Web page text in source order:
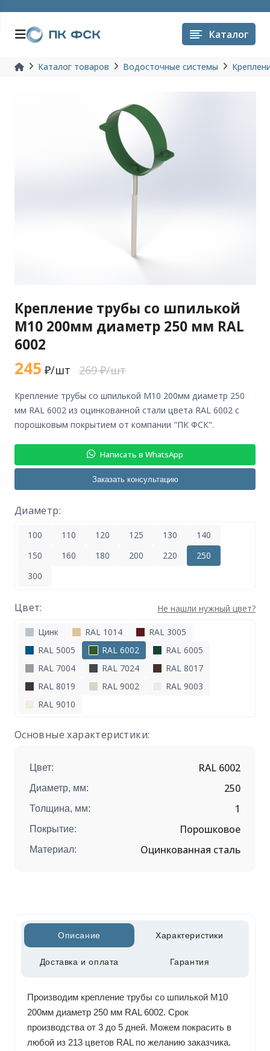
Каталог
Каталог товаров Водосточные системы
Крепление трубы со шпилькой
М10 200мм диаметр 250 мм RAL
6002
245 ₽/шт 269 ₽/шт
крепление трубы со шпилькой М10 200мм диаметр 250
мм RAL 6002 из оцинкованной стали цвета RAL 6002 с
порошковым покрытием от компании "ПК ФСК".
Написать в WhatsApp
Заказать консультацию
Диаметр:
100 110 120 125 130
140
150
160 180 200 220
250
300
Цвет: Не нашли нужный цвет?
Цинк RAL 1014
RAL 3005
RAL 5005
RAL 6002
RAL 6005
RAL 7004
RAL 7024
RAL 8017
RAL 8019
RAL 9002
RAL 9003
RAL 9010
Основные характеристики:
Цвет: RAL 6002
Диаметр, мм: 250
Толщина, мм: 1
Покрытие: Порошковое
Материал: Оцинкованная сталь
Описание Характеристики
Доставка и оплата Гарантия
Производим крепление трубы со шпилькой М10
200мм диаметр 250 мм RAL 6002. Срок
производства от 3 до 5 дней. Можем покрасить в
любой из 213 цветов RAL по желанию заказчика.